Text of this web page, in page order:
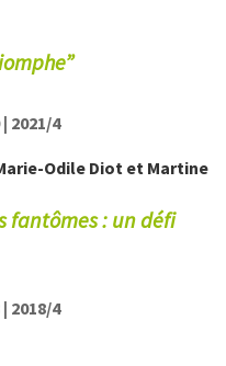
| 2021/4
OdileDiot et Martine
fantômes : un défi
| 2018/4